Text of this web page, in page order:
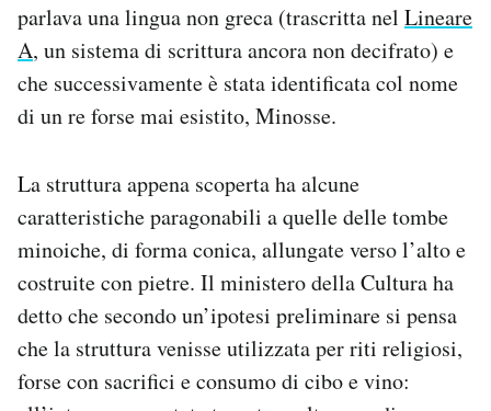
parlava una lingua non greca (trascritta nel Lineare
A, un sistema di scrittura ancora non decifrato) e
che successivamente è stata identificata col nome
di un re forse mai esistito, Minosse.
La struttura appena scoperta ha alcune
caratteristiche paragonabili a quelle delle tombe
minoiche, di forma conica, allungate verso l’alto e
costruite con pietre. Il ministero della Cultura ha
detto che secondo un’ipotesi preliminare si pensa
che la struttura venisse utilizzata per riti religiosi,
forse con sacrifici e consumo di cibo e vino: